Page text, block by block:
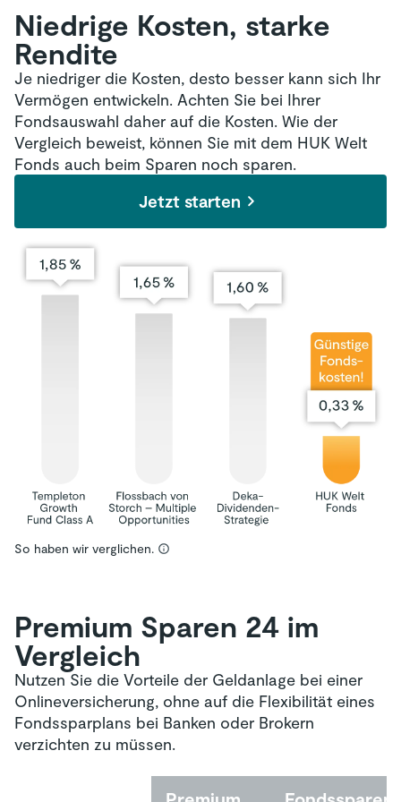
Gewinnspiel „Premium Sparen 24
– Reisegutschein“
HUK24 AG verlost in einer bundesweiten Aktion
einen TUI Reisegutschein im Wert von 500€ nach
Maßgabe dieser Teilnahmebedingungen.
Die Durchführung dieses Gewinnspiels richtet sich
ausschließlich nach den folgenden Bestimmungen:
1. Veranstalter des Gewinnspiels
HUK Welt Fonds Nachhaltigkeit
umweltbezogene Aspekte ablegen (müssen).
Nachhaltige Investmentsund dieAussicht
auf hohe Renditen
länger ausschließen.
Niedrige Kosten, starke
Rendite
Je niedriger die Kosten, desto besser kann sich Ihr
Vermögen entwickeln. Achten Sie bei Ihrer
Fondsauswahl daher auf die Kosten. Wie der
Vergleich beweist, können Sie mit dem HUK Welt
Fonds auch beim Sparen noch sparen.
Jetzt starten
So haben wir verglichen.
Premium Sparen 24 im
Vergleich
Nutzen Sie die Vorteile der Geldanlage bei einer
Onlineversicherung, ohne auf die Flexibilität eines
Fondssparplans bei Banken oder Brokern
verzichten zu müssen.